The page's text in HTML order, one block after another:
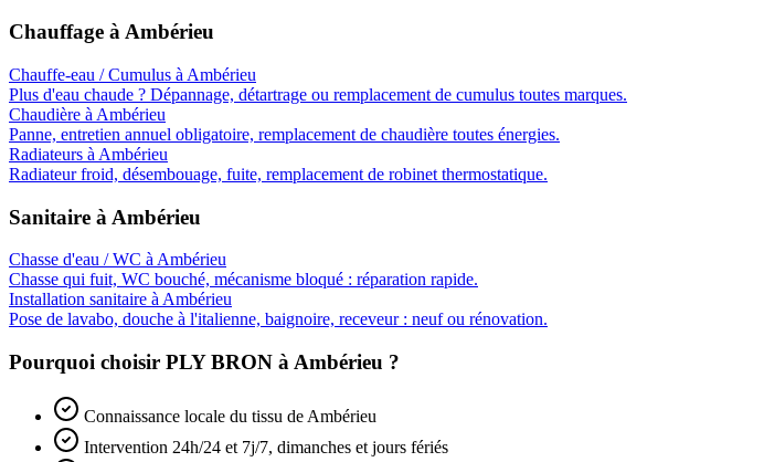
Chauffage àAmbérieu
Chauffe-eau / Cumulus à Ambérieu
Plus d'eau chaude ? Dépannage, détartrage ou remplacement de cumulus toutes marques.
Chaudière à Ambérieu
Panne, entretien annuel obligatoire, remplacement de chaudière toutes énergies.
Radiateurs à Ambérieu
Radiateur froid, désembouage, fuite, remplacement de robinet thermostatique.
Sanitaire à Ambérieu
Chasse d'eau / WC à Ambérieu
Chasse qui fuit, WC bouché, mécanisme bloqué : réparation rapide.
Installation sanitaire à Ambérieu
Pose de lavabo, douche à l'italienne, baignoire, receveur : neuf ou rénovation.
Pourquoi choisir PLY BRON à Ambérieu ?
Connaissance locale du tissu de Ambérieu
Intervention 24h/24 et 7j/7, dimanches et jours fériés